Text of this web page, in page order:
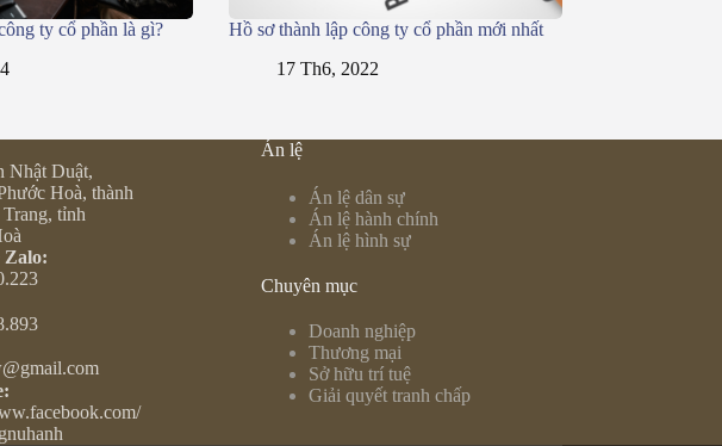
ty cổ phần là gì?
Hồ sơ thành lập công ty cổ phần mới nhất
17 Th6, 2022
Nhật Duật,
Hoà, thành
tỉnh
Zalo:
Án lệ
Án lệ dân sự
Án lệ hành chính
Án lệ hình sự
Chuyên mục
Doanh nghiệp
Thương mại
Sở hữu trí tuệ
Giải quyết tranh chấp